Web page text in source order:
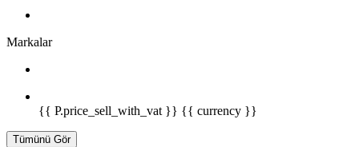
Markalar
{{ P.price_sell_with_vat }} {{ currency }}
Tümünü Gör